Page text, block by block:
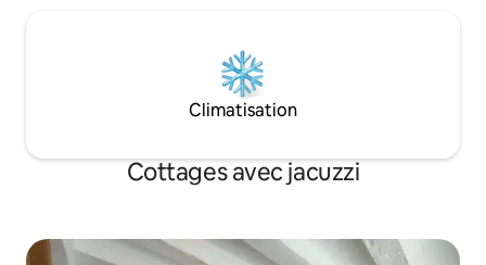
Climatisation
Cottages avec jacuzzi